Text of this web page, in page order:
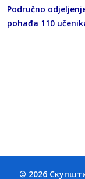
Područno
pohađa 110
© 2026